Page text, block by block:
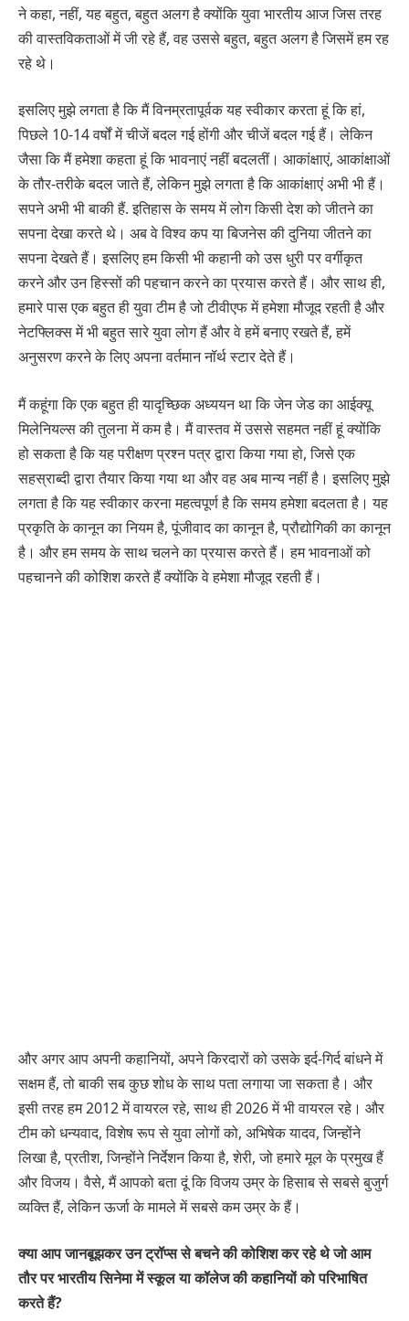
ने कहा, नहीं, यह बहुत, बहुत अलग है क्योंकि युवा भारतीय आज जिस तरह
की वास्तविकताओं में जी रहे हैं, वह उससे बहुत, बहुत अलग है जिसमें हम रह
रहे थे।
इसलिए मुझे लगता है कि मैं विनम्रतापूर्वक यह स्वीकार करता हूं कि हां,
पिछले 10-14 वर्षों में चीजें बदल गई होंगी और चीजें बदल गई हैं। लेकिन
जैसा कि मैं हमेशा कहता हूं कि भावनाएं नहीं बदलतीं। आकांक्षाएं, आकांक्षाओं
के तौर-तरीके बदल जाते हैं, लेकिन मुझे लगता है कि आकांक्षाएं अभी भी हैं।
सपने अभी भी बाकी हैं. इतिहास के समय में लोग किसी देश को जीतने का
सपना देखा करते थे। अब वे विश्व कप या बिजनेस की दुनिया जीतने का
सपना देखते हैं। इसलिए हम किसी भी कहानी को उस धुरी पर वर्गीकृत
करने और उन हिस्सों की पहचान करने का प्रयास करते हैं। और साथ ही,
हमारे पास एक बहुत ही युवा टीम है जो टीवीएफ में हमेशा मौजूद रहती है और
नेटफ्लिक्स में भी बहुत सारे युवा लोग हैं और वे हमें बनाए रखते हैं, हमें
अनुसरण करने के लिए अपना वर्तमान नॉर्थ स्टार देते हैं।
मैं कहूंगा कि एक बहुत ही यादृच्छिक अध्ययन था कि जेन जेड का आईक्यू
मिलेनियल्स की तुलना में कम है। मैं वास्तव में उससे सहमत नहीं हूं क्योंकि
हो सकता है कि यह परीक्षण प्रश्न पत्र द्वारा किया गया हो, जिसे एक
सहस्राब्दी द्वारा तैयार किया गया था और वह अब मान्य नहीं है। इसलिए मुझे
लगता है कि यह स्वीकार करना महत्वपूर्ण है कि समय हमेशा बदलता है। यह
प्रकृति के कानून का नियम है, पूंजीवाद का कानून है, प्रौद्योगिकी का कानून
है। और हम समय के साथ चलने का प्रयास करते हैं। हम भावनाओं को
पहचानने की कोशिश करते हैं क्योंकि वे हमेशा मौजूद रहती हैं।
और अगर आप अपनी कहानियों, अपने किरदारों को उसके इर्द-गिर्द बांधने में
सक्षम हैं, तो बाकी सब कुछ शोध के साथ पता लगाया जा सकता है। और
इसी तरह हम 2012 में वायरल रहे, साथ ही 2026 में भी वायरल रहे। और
टीम को धन्यवाद, विशेष रूप से युवा लोगों को, अभिषेक यादव, जिन्होंने
लिखा है, प्रतीश, जिन्होंने निर्देशन किया है, शेरी, जो हमारे मूल के प्रमुख हैं
और विजय। वैसे, मैं आपको बता दूं कि विजय उम्र के हिसाब से सबसे बुजुर्ग
व्यक्ति हैं, लेकिन ऊर्जा के मामले में सबसे कम उम्र के हैं।
क्या आप जानबूझकर उन ट्रॉप्स से बचने की कोशिश कर रहे थे जो आम
तौर पर भारतीय सिनेमा में स्कूल या कॉलेज की कहानियों को परिभाषित
करते हैं?